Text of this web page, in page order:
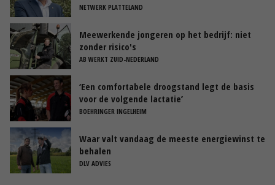
NETWERK PLATTELAND
Meewerkende jongeren op het bedrijf: niet
zonder risico's
AB WERKT ZUID-NEDERLAND
‘Een comfortabele droogstand legt de basis
voor de volgende lactatie’
BOEHRINGER INGELHEIM
Waar valt vandaag de meeste energiewinst te
behalen
DLV ADVIES